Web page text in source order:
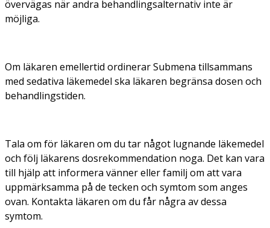
övervägas när andra behandlingsalternativ inte är
möjliga.
Om läkaren emellertid ordinerar Submena tillsammans
med sedativa läkemedel ska läkaren begränsa dosen och
behandlingstiden.
Tala om för läkaren om du tar något lugnande läkemedel
och följ läkarens dosrekommendation noga. Det kan vara
till hjälp att informera vänner eller familj om att vara
uppmärksamma på de tecken och symtom som anges
ovan. Kontakta läkaren om du får några av dessa
symtom.